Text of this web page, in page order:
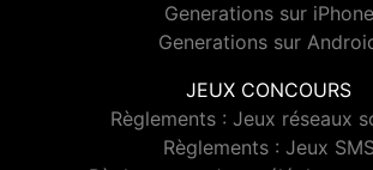
Generations sur iPhone
Generations sur
JEUX CONCOURS
Règlements : Jeux réseaux
Règlements : Jeux